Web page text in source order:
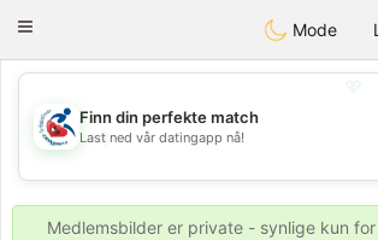
Handi Space
Toggle
Mode
💖
💕
Finn din perfekte match
Last ned vår datingapp nå!
Medlemsbilder er private - synlige kun